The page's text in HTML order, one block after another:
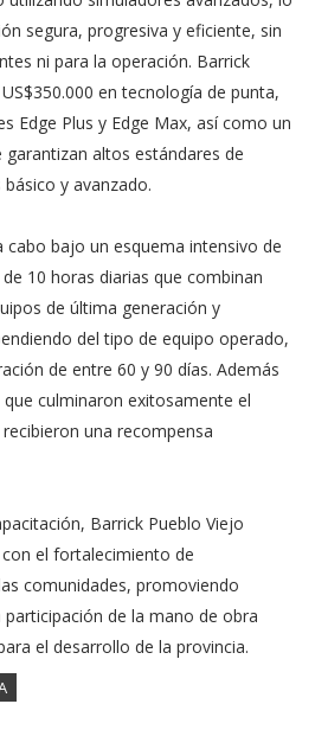
segura, progresiva y eficiente, sin
ni para la operación. Barrick
en tecnología de punta,
Edge Plus y Edge Max, así como un
altos estándares de
y avanzado.
cabo bajo un esquema intensivo de
10 horas diarias que combinan
de última generación y
del tipo de equipo operado,
de entre 60 y 90 días. Además
culminaron exitosamente el
una recompensa
Barrick Pueblo Viejo
el fortalecimiento de
comunidades, promoviendo
de la mano de obra
el desarrollo de la provincia.